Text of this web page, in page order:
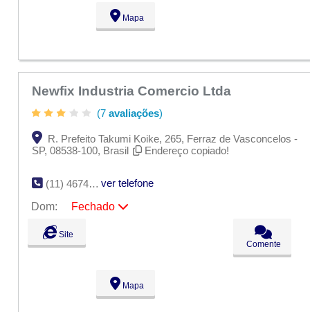
09:00 - 18:00
Fechado
Fechado
Mapa
Newfix Industria Comercio Ltda
(7 avaliações)
R. Prefeito Takumi Koike, 265, Ferraz de Vasconcelos -
SP, 08538-100, Brasil
Endereço copiado!
(11) 4674-6100
ver telefone
Dom:
Fechado
Seg:
Ter:
Qua:
09:00 - 18:00
09:00 - 18:00
Fechado
Fechado
Site
Comente
Mapa